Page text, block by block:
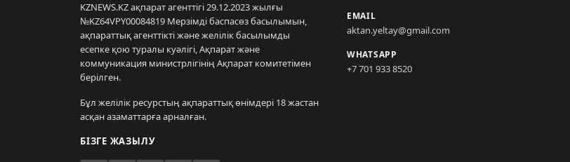
KZNEWS.KZ ақпарат агенттігі 29.12.2023 жылғы
№KZ64VPY00084819 Мерзімді баспасөз басылымын,
ақпараттық агенттікті және желілік басылымды
есепке қою туралы куәлігі, Ақпарат және
коммуникация министрлігінің Ақпарат комитетімен
берілген.
Бұл желілік ресурстың ақпараттық өнімдері 18 жастан
асқан азаматтарға арналған.
БІЗГЕ ЖАЗЫЛУ
EMAIL
aktan.yeltay@gmail.com
WHATSAPP
+7 701 933 8520